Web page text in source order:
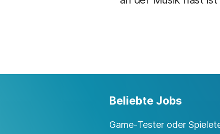
Beliebte Jobs
Game-Tester oder